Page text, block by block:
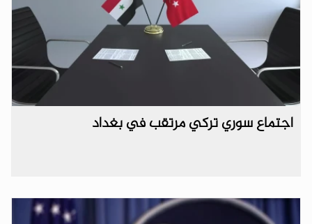
اجتماع سوري تركي مرتقب في بغداد